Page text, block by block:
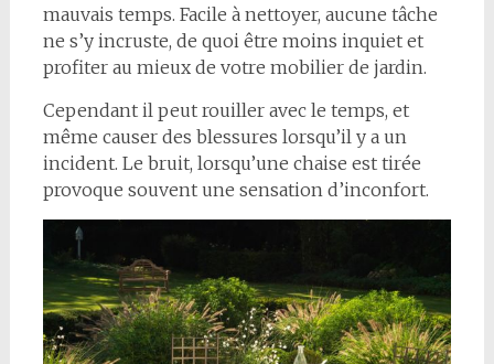
mauvais temps. Facile à nettoyer, aucune tâche
ne s’y incruste, de quoi être moins inquiet et
profiter au mieux de votre mobilier de jardin.
Cependant il peut rouiller avec le temps, et
même causer des blessures lorsqu’il y a un
incident. Le bruit, lorsqu’une chaise est tirée
provoque souvent une sensation d’inconfort.